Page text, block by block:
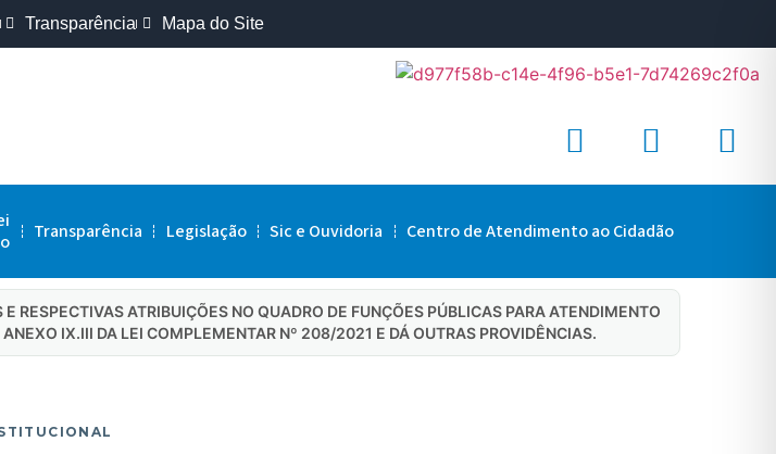
Transparência Mapa do Site
Transparência Legislação Sic e Ouvidoria Centro de Atendimento ao Cidadão
RESPECTIVAS ATRIBUIÇÕES NO QUADRO DE FUNÇÕES PÚBLICAS PARA ATENDIMENTO
IX.III DA LEI COMPLEMENTAR Nº 208/2021 E DÁ OUTRAS PROVIDÊNCIAS.